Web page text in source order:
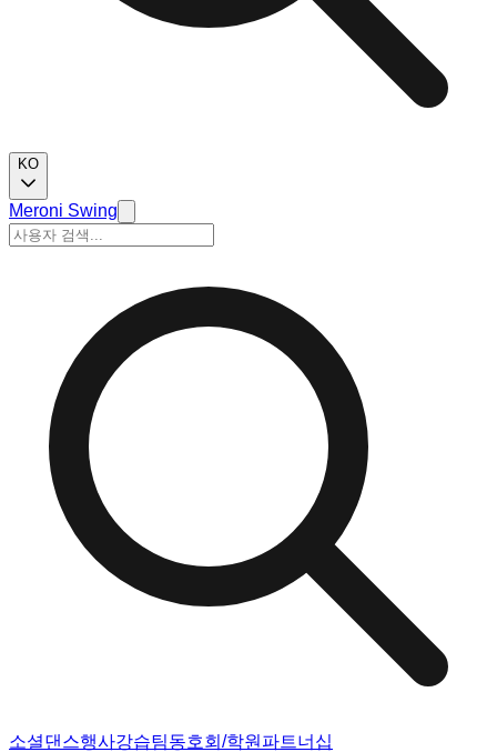
KO
Meroni Swing
소셜댄스행사강습팀동호회/학원 파트너십